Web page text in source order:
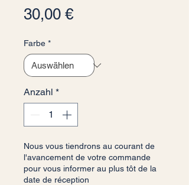
30,00 €Preis
Farbe *
Anzahl *
Nous vous tiendrons au courant de
l'avancement de votre commande
pour vous informer au plus tôt de la
date de réception